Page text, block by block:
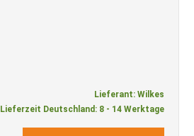
Lieferant: Wilkes
Lieferzeit Deutschland: 8 - 14 Werktage